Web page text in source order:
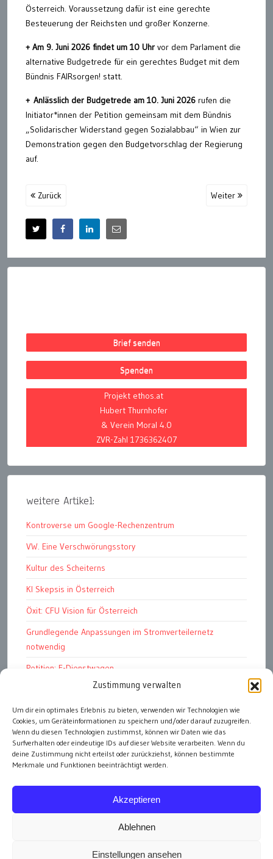
Zustimmung verwalten
Um dir ein optimales Erlebnis zu bieten, verwenden wir Technologien wie
Cookies, um Geräteinformationen zu speichern und/oder darauf zuzugreifen.
Wenn du diesen Technologien zustimmst, können wir Daten wie das
Surfverhalten oder eindeutige IDs auf dieser Website verarbeiten. Wenn du
deine Zustimmung nicht erteilst oder zurückziehst, können bestimmte
Merkmale und Funktionen beeinträchtigt werden.
Akzeptieren
Ablehnen
Einstellungen ansehen
Österreich. Voraussetzung dafür ist eine gerechte
Besteuerung der Reichsten und großer Konzerne.
+ Am 9. Juni 2026 findet um 10 Uhr vor dem Parlament die
alternative Budgetrede für ein gerechtes Budget mit dem
Bündnis FAIRsorgen! statt.
+ Anlässlich der Budgetrede am 10. Juni 2026 rufen die
Initiator*innen der Petition gemeinsam mit dem Bündnis
„Solidarischer Widerstand gegen Sozialabbau“ in Wien zur
Demonstration gegen den Budgetvorschlag der Regierung
auf.
Zurück Weiter
Brief senden
Spenden
Projekt ethos.at
Hubert Thurnhofer
& Verein Moral 4.0
ZVR-Zahl 1736362407
weitere Artikel:
Kontroverse um Google-Rechenzentrum
VW. Eine Verschwörungsstory
Kultur des Scheiterns
KI Skepsis in Österreich
Öxit: CFU Vision für Österreich
Grundlegende Anpassungen im Stromverteilernetz
notwendig
Petition: E-Dienstwagen
Das Kapitalismustribunal
Bundesschatz für „öffentliche Einheiten“
Start ins neue EAG-Förderjahr
alle Artikel
Impressum